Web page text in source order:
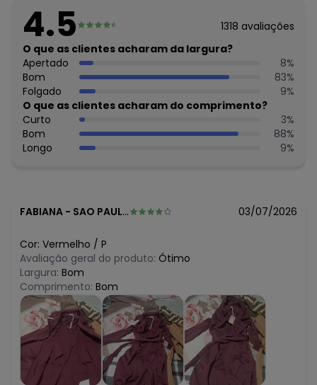
4.5 1318 avaliações
O que as clientes acharam da largura?
Apertado
8%
Bom
83%
Folgado
9%
O que as clientes acharam do comprimento?
Curto
3%
Bom
88%
Longo
9%
FABIANA - SAO PAULO - SP 03/07/2026
Cor: Vermelho / P
Avaliação geral do produto: Ótimo
Largura: Bom
Comprimento: Bom